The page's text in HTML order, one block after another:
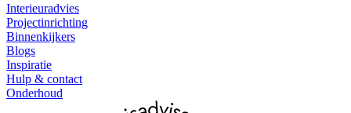
Interieuradvies
Projectinrichting
Binnenkijkers
Blogs
Inspiratie
Hulp & contact
Onderhoud